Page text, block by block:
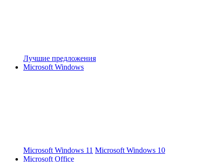
Лучшие предложения
Microsoft Windows
Microsoft Windows 11 Microsoft Windows 10
Microsoft Office